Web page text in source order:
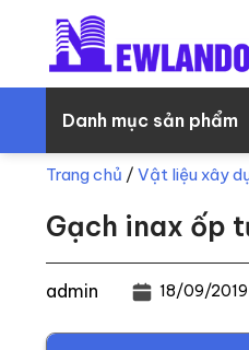
Danh mục sản phẩm
Trang chủ / Vật liệu xây
Gạch inax ốp
admin 18/09/2019